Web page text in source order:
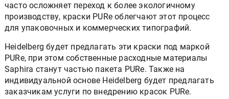
часто осложняет переход к более экологичному
производству, краски PURe облегчают этот процесс
для упаковочных и коммерческих типографий.
Heidelberg будет предлагать эти краски под маркой
PURe, при этом собственные расходные материалы
Saphira станут частью пакета PURe. Также на
индивидуальной основе Heidelberg будет предлагать
заказчикам услуги по внедрению красок PURe.